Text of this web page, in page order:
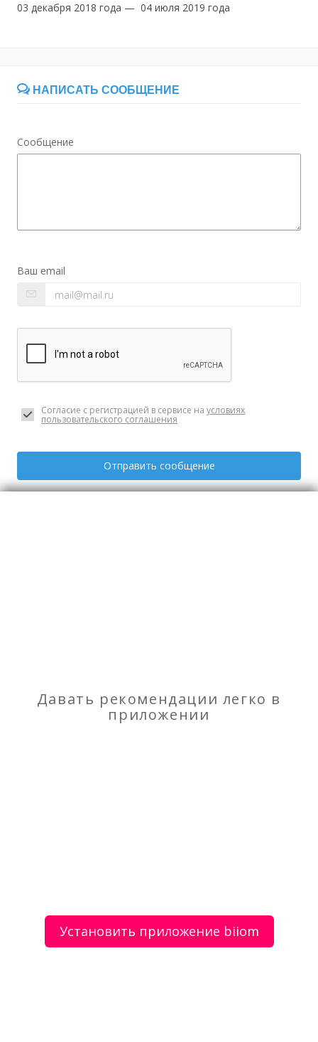
03 декабря 2018 года — 04 июля 2019 года
НАПИСАТЬ СООБЩЕНИЕ
Сообщение
Ваш email
Согласие с регистрацией в сервисе на условиях
пользовательского соглашения
Отправить сообщение
Пластиковые емкости — ООО ПК «ТулаПластик»
Давать рекомендации легко в
приложении
Установить приложение biiom